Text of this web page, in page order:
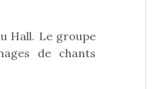
Hall. Le groupe
de chants